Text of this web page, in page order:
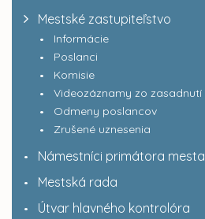
Mestské zastupiteľstvo
Informácie
Poslanci
Komisie
Videozáznamy zo zasadnutí
Odmeny poslancov
Zrušené uznesenia
Námestníci primátora mesta
Mestská rada
Útvar hlavného kontrolóra